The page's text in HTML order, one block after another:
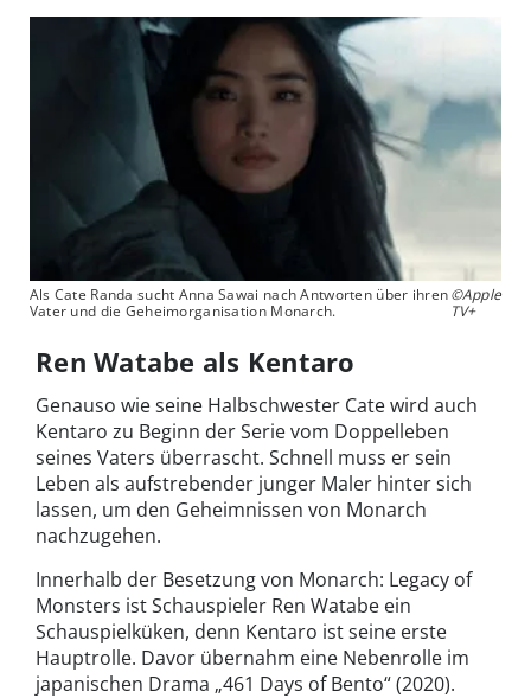
Als Cate Randa sucht Anna Sawai nach Antworten über ihren
Vater und die Geheimorganisation Monarch.
©Apple
TV+
Ren Watabe als Kentaro
Genauso wie seine Halbschwester Cate wird auch
Kentaro zu Beginn der Serie vom Doppelleben
seines Vaters überrascht. Schnell muss er sein
Leben als aufstrebender junger Maler hinter sich
lassen, um den Geheimnissen von Monarch
nachzugehen.
Innerhalb der Besetzung von Monarch: Legacy of
Monsters ist Schauspieler Ren Watabe ein
Schauspielküken, denn Kentaro ist seine erste
Hauptrolle. Davor übernahm eine Nebenrolle im
japanischen Drama „461 Days of Bento“ (2020).